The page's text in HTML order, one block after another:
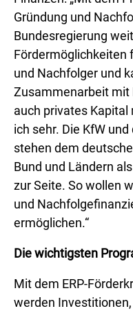
Gründung und
Bundesregierung
Fördermöglichkeiten
und Nachfolger und
Zusammenarbeit mit
auch privates
ich sehr. Die KfW
stehen dem
Bund und Ländern
zur Seite. So wollen
und
ermöglichen.“
Die wichtigsten
Mit dem ERP-
werden